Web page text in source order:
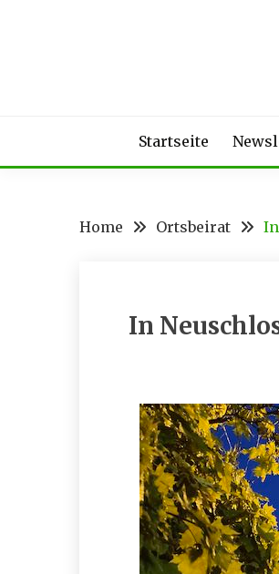
Startseite
Home Ortsbeirat
In